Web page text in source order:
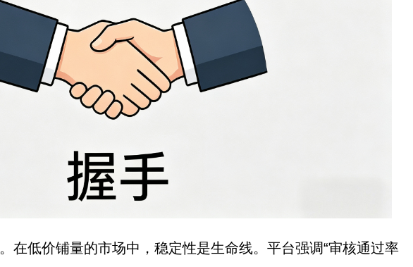
。在低价铺量的市场中，稳定性是生命线。平台强调“审核通过率